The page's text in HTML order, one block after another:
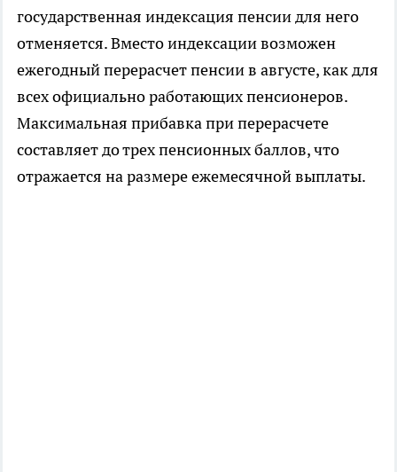
государственная индексация пенсии для него
отменяется. Вместо индексации возможен
ежегодный перерасчет пенсии в августе, как для
всех официально работающих пенсионеров.
Максимальная прибавка при перерасчете
составляет до трех пенсионных баллов, что
отражается на размере ежемесячной выплаты.